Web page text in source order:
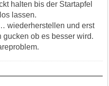
halten bis der Startapfel
lassen.
wiederherstellen und erst
ob es besser wird.